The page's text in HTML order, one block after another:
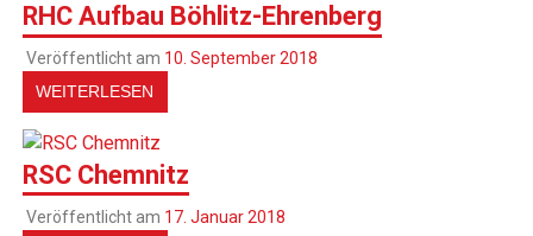
RHC Aufbau Böhlitz-Ehrenberg
Veröffentlicht am 10. September 2018
WEITERLESEN
RSC Chemnitz
Veröffentlicht am 17. Januar 2018